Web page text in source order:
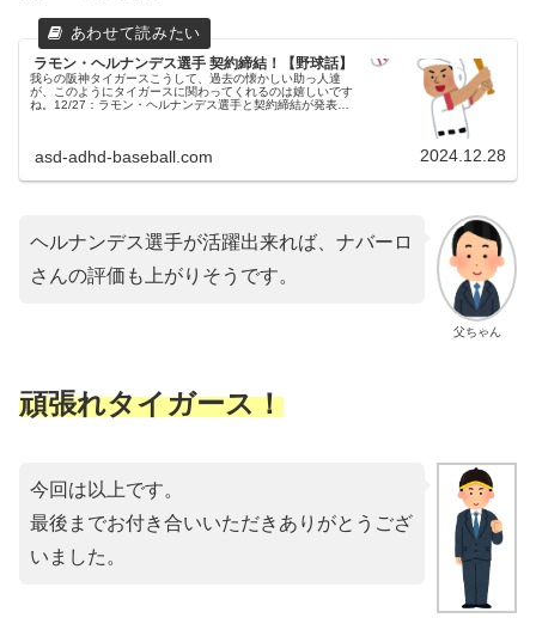
ラモン・ヘルナンデス選手 契約締結！【野球話】
我らの阪神タイガースこうして、過去の懐かしい助っ人達
が、このようにタイガースに関わってくれるのは嬉しいです
ね。12/27：ラモン・ヘルナンデス選手と契約締結が発表昨
asd-adhd-baseball.com 2024.12.28
父ちゃん
ヘルナンデス選手が活躍出来れば、ナバーロ
さんの評価も上がりそうです。
頑張れタイガース！
今回は以上です。
最後までお付き合いいただきありがとうござ
いました。